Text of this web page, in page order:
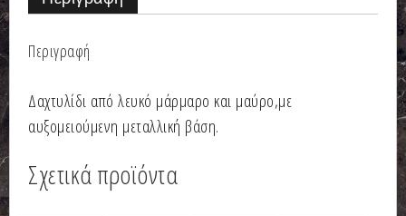
Περιγραφή
Δαχτυλίδι από λευκό μάρμαρο και μαύρο,με
αυξομειούμενη μεταλλική βάση.
Σχετικά προϊόντα